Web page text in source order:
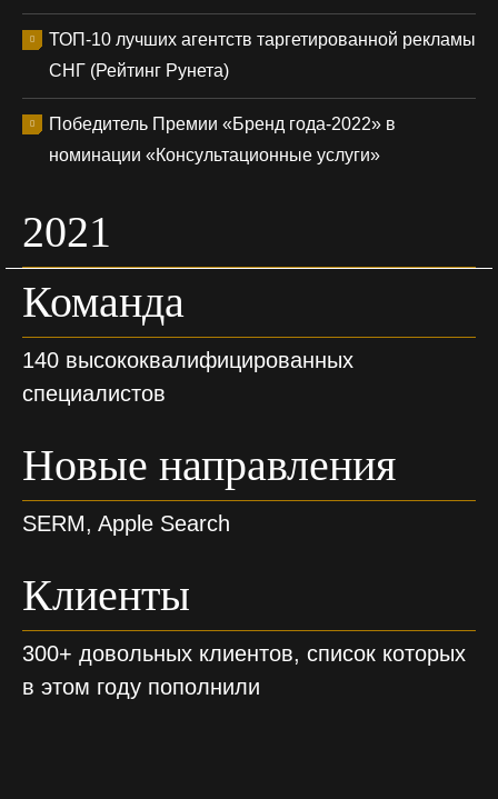
ТОП-10 лучших агентств таргетированной рекламы
СНГ (Рейтинг Рунета)
Победитель Премии «Бренд года-2022» в
номинации «Консультационные услуги»
2021
Команда
140 высококвалифицированных
специалистов
Новые направления
SERM, Apple Search
Клиенты
300+ довольных клиентов, список которых
в этом году пополнили